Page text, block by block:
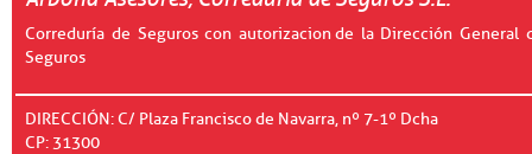
Correduría de Seguros con autorizacion de la Dirección General
Seguros
DIRECCIÓN: C/ Plaza Francisco de Navarra, nº 7-1º Dcha
CP: 31300